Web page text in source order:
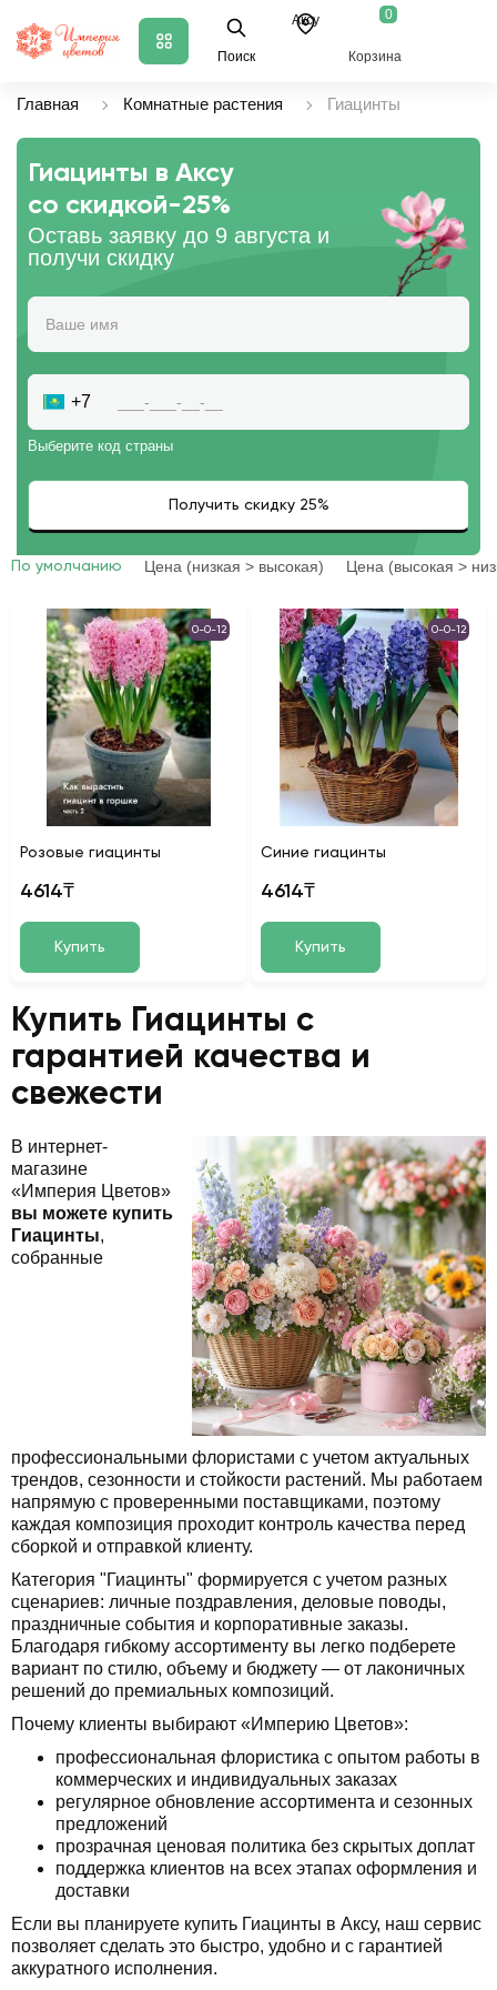
Поиск
Аксу 0
Корзина
Главная Комнатные растения Гиацинты
Гиацинты в Аксу
со скидкой-25%
Оставь заявку до 9 августа и
получи скидку
+7
Выберите код страны
По умолчанию Цена (низкая > высокая) Цена (высокая >
0-0-12
Розовые гиацинты
4614₸
Купить
0-0-12
Синие гиацинты
4614₸
Купить
Купить Гиацинты с
гарантией качества и
свежести
В интернет-
магазине
«Империя Цветов»
вы можете купить
Гиацинты,
собранные
профессиональными флористами с учетом актуальных
трендов, сезонности и стойкости растений. Мы работаем
напрямую с проверенными поставщиками, поэтому
каждая композиция проходит контроль качества перед
сборкой и отправкой клиенту.
Категория "Гиацинты" формируется с учетом разных
сценариев: личные поздравления, деловые поводы,
праздничные события и корпоративные заказы.
Благодаря гибкому ассортименту вы легко подберете
вариант по стилю, объему и бюджету — от лаконичных
решений до премиальных композиций.
Почему клиенты выбирают «Империю Цветов»:
профессиональная флористика с опытом работы в
коммерческих и индивидуальных заказах
регулярное обновление ассортимента и сезонных
предложений
прозрачная ценовая политика без скрытых доплат
поддержка клиентов на всех этапах оформления и
доставки
Если вы планируете купить Гиацинты в Аксу, наш сервис
позволяет сделать это быстро, удобно и с гарантией
аккуратного исполнения.